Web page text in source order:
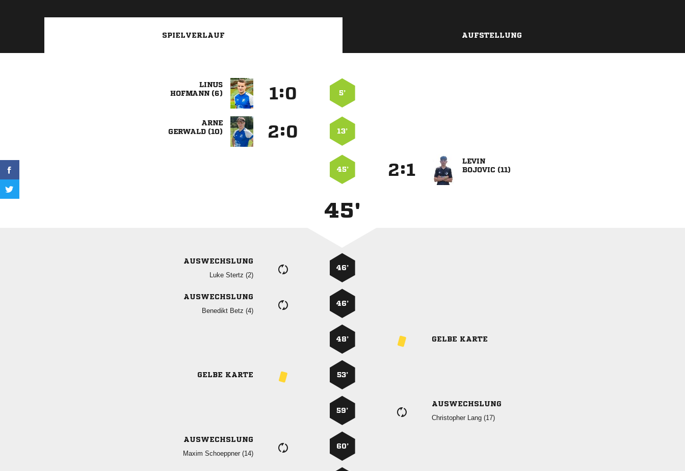
SPIELVERLAUF AUFSTELLUNG

 
: 5’

 
: 13’
45’ :

 
45'
AUSWECHSLUNG
  
46’
AUSWECHSLUNG
  
46’
48’ GELBE KARTE
GELBE KARTE 53’
59’
AUSWECHSLUNG
  
AUSWECHSLUNG
  
60’